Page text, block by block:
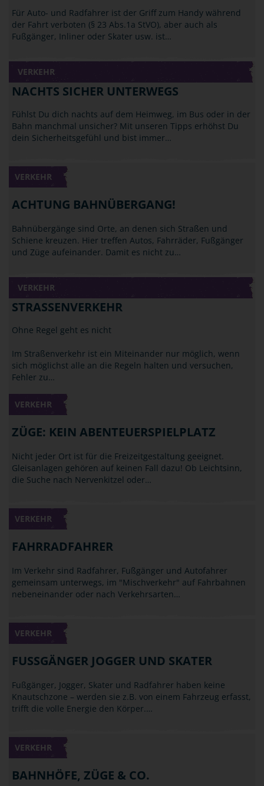
Für Auto- und Radfahrer ist der Griff zum Handy während
der Fahrt verboten (§ 23 Abs.1a StVO), aber auch als
Fußgänger, Inliner oder Skater usw. ist…
VERKEHR
NACHTS SICHER UNTERWEGS
Fühlst Du dich nachts auf dem Heimweg, im Bus oder in der
Bahn manchmal unsicher? Mit unseren Tipps erhöhst Du
dein Sicherheitsgefühl und bist immer…
VERKEHR
ACHTUNG BAHNÜBERGANG!
Bahnübergänge sind Orte, an denen sich Straßen und
Schiene kreuzen. Hier treffen Autos, Fahrräder, Fußgänger
und Züge aufeinander. Damit es nicht zu…
VERKEHR
STRASSENVERKEHR
Ohne Regel geht es nicht
Im Straßenverkehr ist ein Miteinander nur möglich, wenn
sich möglichst alle an die Regeln halten und versuchen,
Fehler zu…
VERKEHR
ZÜGE: KEIN ABENTEUERSPIELPLATZ
Nicht jeder Ort ist für die Freizeitgestaltung geeignet.
Gleisanlagen gehören auf keinen Fall dazu! Ob Leichtsinn,
die Suche nach Nervenkitzel oder…
VERKEHR
FAHRRADFAHRER
Im Verkehr sind Radfahrer, Fußgänger und Autofahrer
gemeinsam unterwegs, im "Mischverkehr" auf Fahrbahnen
nebeneinander oder nach Verkehrsarten…
VERKEHR
FUSSGÄNGER JOGGER UND SKATER
Fußgänger, Jogger, Skater und Radfahrer haben keine
Knautschzone – werden sie z.B. von einem Fahrzeug erfasst,
trifft die volle Energie den Körper.…
VERKEHR
BAHNHÖFE, ZÜGE & CO.